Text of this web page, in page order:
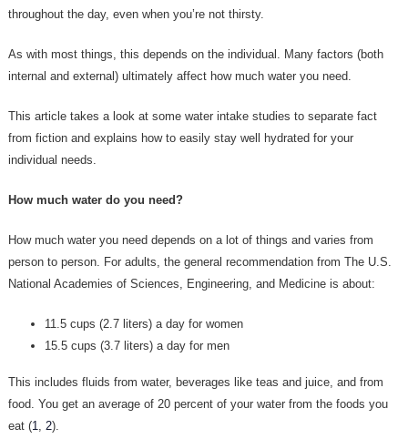
throughout the day, even when you’re not thirsty.
As with most things, this depends on the individual. Many factors (both
internal and external) ultimately affect how much water you need.
This article takes a look at some water intake studies to separate fact
from fiction and explains how to easily stay well hydrated for your
individual needs.
How much water do you need?
How much water you need depends on a lot of things and varies from
person to person. For adults, the general recommendation from The U.S.
National Academies of Sciences, Engineering, and Medicine is about:
11.5 cups (2.7 liters) a day for women
15.5 cups (3.7 liters) a day for men
This includes fluids from water, beverages like teas and juice, and from
food. You get an average of 20 percent of your water from the foods you
eat (1, 2).